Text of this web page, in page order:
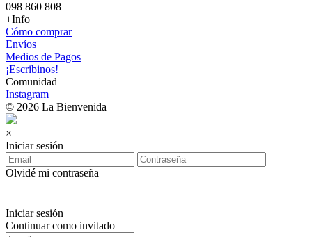
098 860 808
+Info
Cómo comprar
Envíos
Medios de Pagos
¡Escribinos!
Comunidad
Instagram
© 2026 La Bienvenida
×
Iniciar sesión
Olvidé mi contraseña
Iniciar sesión
Continuar como invitado